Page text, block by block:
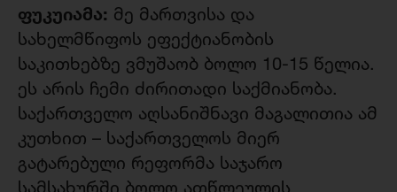
ფუკუიამა: მე მართვისა და
სახელმწიფოს ეფექტიანობის
საკითხებზე ვმუშაობ ბოლო 10-15 წელია.
ეს არის ჩემი ძირითადი საქმიანობა.
საქართველო აღსანიშნავი მაგალითია ამ
კუთხით – საქართველოს მიერ
გატარებული რეფორმა საჯარო
სამსახურში ბოლო ათწლეულის